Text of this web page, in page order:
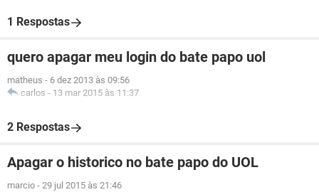
1 Respostas
quero apagar meu login do bate papo uol
matheus - 6 dez 2013 às 09:56
carlos - 13 mar 2015 às 11:37
2 Respostas
Apagar o historico no bate papo do UOL
marcio - 29 jul 2015 às 21:46